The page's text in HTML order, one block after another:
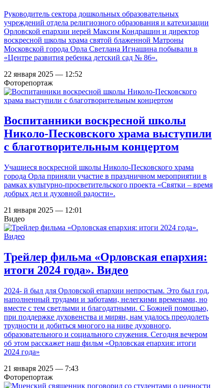
Руководитель сектора дошкольных образовательных
учреждений отдела религиозного образования и катехизации
Орловской епархии иерей Максим Кондрашин и директор
воскресной школы храма святой блаженной Матроны
Московской города Орла Светлана Игнашина побывали в
«Центре развития ребенка детский сад № 86».
22 января 2025 — 12:52
Фоторепортаж
Воспитанники воскресной школы
Николо-Песковского храма выступили
с благотворительным концертом
Учащиеся воскресной школы Николо-Песковского храма
города Орла приняли участие в праздничном мероприятии в
рамках культурно-просветительского проекта «Святки – время
добрых дел и духовной радости».
21 января 2025 — 12:01
Видео
Трейлер фильма «Орловская епархия:
итоги 2024 года». Видео
2024- й был для Орловской епархии непростым. Это был год,
наполненный трудами и заботами, нелегкими временами, но
вместе с тем светлыми и благодатными. С Божией помощью,
при поддержке духовенства и мирян, нам удалось преодолеть
трудности и добиться многого на ниве духовного,
образовательного и социального служения. Сегодня вечером
об этом расскажет наш фильм «Орловская епархия: итоги
2024 года»
21 января 2025 — 7:43
Фоторепортаж